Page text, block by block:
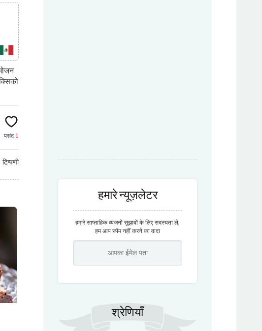
पसंद 1
टिप्पणी
हमारे न्यूज़लेटर
हमारे साप्ताहिक व्यंजनों सुझावों के लिए सदस्यता लें,
हम आप स्पैम नहीं करने का वादा
श्रेणियाँ